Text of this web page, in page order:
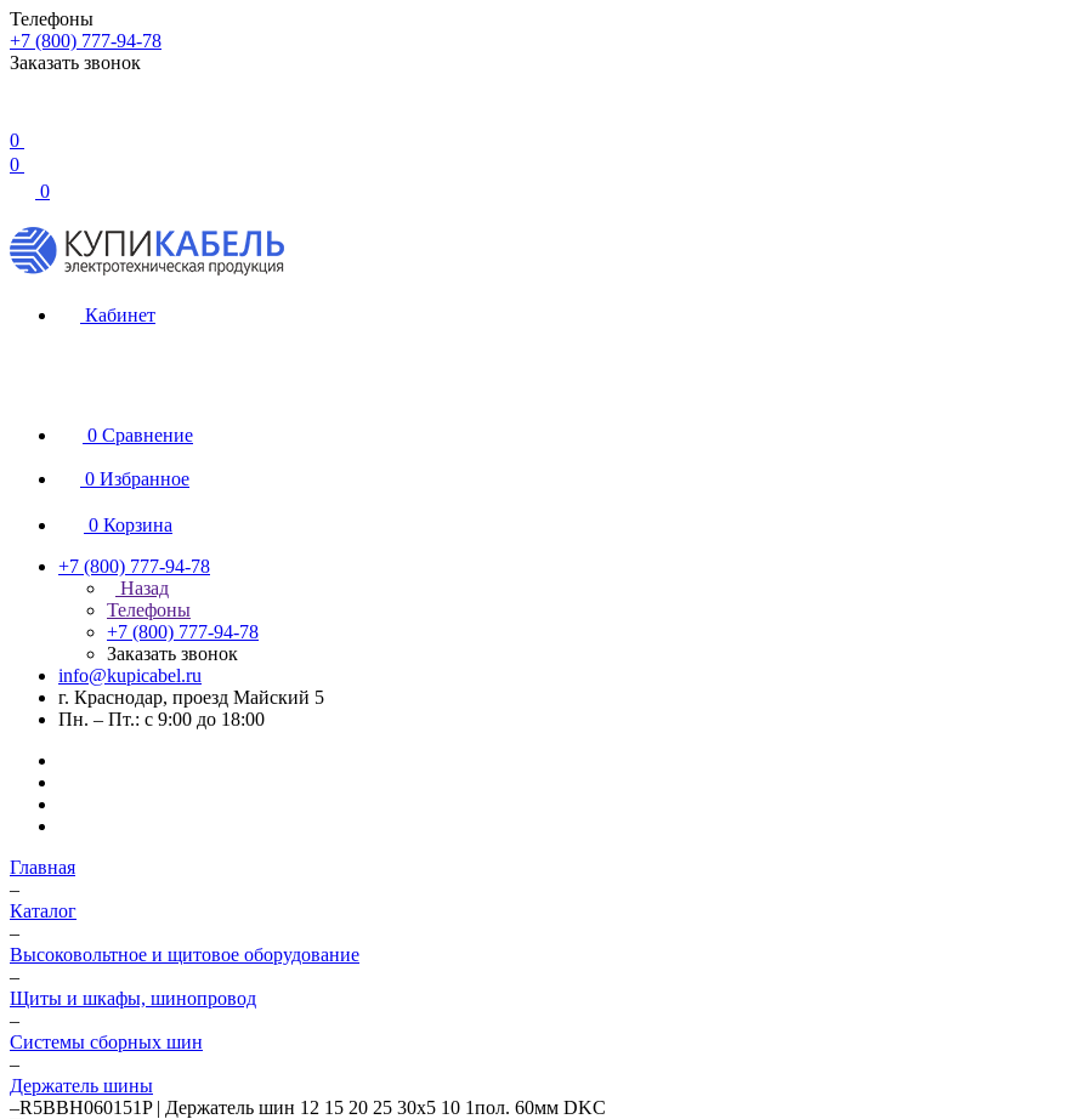
Телефоны
+7 (800) 777-94-78
Заказать звонок
0
0
0
Кабинет
0 Сравнение
0 Избранное
0 Корзина
+7 (800) 777-94-78
Назад
Телефоны
+7 (800) 777-94-78
Заказать звонок
info@kupicabel.ru
г. Краснодар, проезд Майский 5
Пн. – Пт.: с 9:00 до 18:00
Главная
–
Каталог
–
Высоковольтное и щитовое оборудование
–
Щиты и шкафы, шинопровод
–
Системы сборных шин
–
Держатель шины
–R5BBH060151P | Держатель шин 12 15 20 25 30х5 10 1пол. 60мм DKC